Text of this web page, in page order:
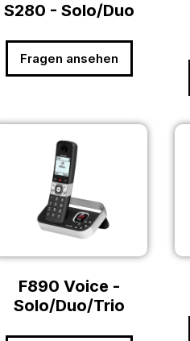
S280 - Solo/Duo
Fragen ansehen
F890 Voice -
Solo/Duo/Trio